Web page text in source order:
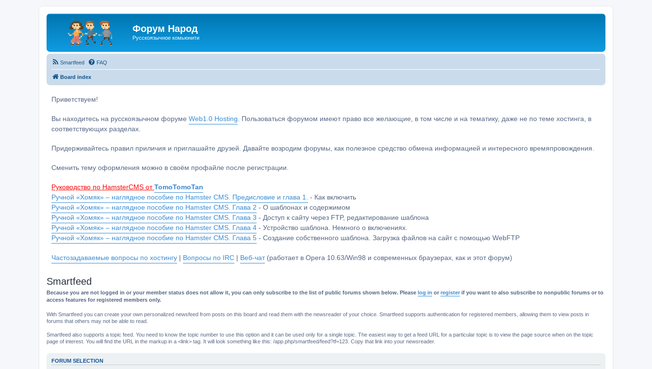
Форум Народ
Русскоязычное комьюнити
Smartfeed FAQ
Board index
Приветствуем!
Вы находитесь на русскоязычном форуме Web1.0 Hosting . Пользоваться форумом имеют право все желающие, в том числе и на тематику, даже не по теме хостинга, в
соответствующих разделах.
Придерживайтесь правил приличия и приглашайте друзей. Давайте возродим форумы, как полезное средство обмена информацией и интересного времяпровождения.
Сменить тему оформления можно в своём профайле после регистрации.
Руководство по HamsterCMS от TomoTomoTan
Ручной «Хомяк» – наглядное пособие по Hamster CMS. Предисловие и глава 1.
- Как включить
Ручной «Хомяк» – наглядное пособие по Hamster CMS. Глава 2 - О шаблонах и содержимом
Ручной «Хомяк» – наглядное пособие по Hamster CMS. Глава 3 - Доступ к сайту через FTP, редактирование шаблона
Ручной «Хомяк» – наглядное пособие по Hamster CMS. Глава 4 - Устройство шаблона. Немного о включениях.
Ручной «Хомяк» – наглядное пособие по Hamster CMS. Глава 5 - Создание собственного шаблона. Загрузка файлов на сайт с помощью WebFTP
Частозадаваемые вопросы по хостингу | Вопросы по IRC | Веб-чат(работает в Opera 10.63/Win98 и современных браузерах, как и этот форум)
Smartfeed
Because you are not logged in or your member status does not allow it, you can only subscribe to the list of public forums shown below. Please log in or register if you want to also subscribe to nonpublic forums or to
access features for registered members only.
With Smartfeed you can create your own personalized newsfeed from posts on this board and read them with the newsreader of your choice. Smartfeed supports authentication for registered members, allowing them to view posts in
forums that others may not be able to read.
Smartfeed also supports a topic feed. You need to know the topic number to use this option and it can be used only for a single topic. The easiest way to get a feed URL for a particular topic is to view the page source when on the topic
page of interest. You will find the URL in the markup in a <link> tag. It will look something like this: /app.php/smartfeed/feed?tf=123. Copy that link into your newsreader.
FORUM SELECTION